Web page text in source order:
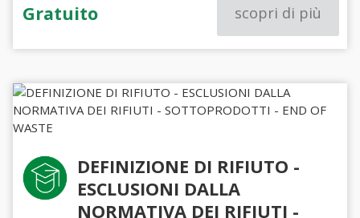
Gratuito scopri di più
DEFINIZIONE DI RIFIUTO -
ESCLUSIONI DALLA
NORMATIVA DEI RIFIUTI -